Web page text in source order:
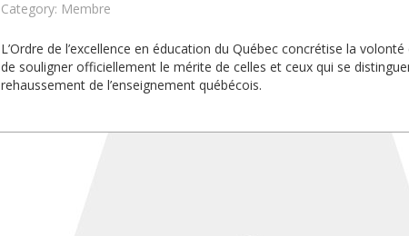
Category: Membre
L’Ordre de l’excellence en éducation du Québec concrétise la
de souligner officiellement le mérite de celles et ceux qui se
rehaussement de l’enseignement québécois.